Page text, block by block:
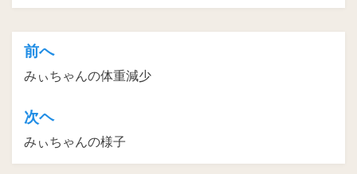
投
稿
ナ
ビ
ゲ
前へ
みぃちゃんの体重減少
次ヘ
みぃちゃんの様子